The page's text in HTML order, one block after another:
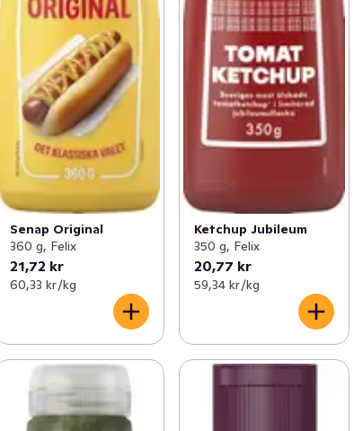
Senap Original
360 g, Felix
21,72 kr
60,33 kr /kg
Ketchup Jubileum
350 g, Felix
20,77 kr
59,34 kr /kg